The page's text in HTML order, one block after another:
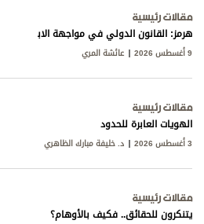
مقالات رئيسية
هرمز: القانون الدولي في مواجهة الابتزاز الإيراني
9 أغسطس 2026 عائشة المري
مقالات رئيسية
الهويات العابرة للحدود
3 أغسطس 2026 د. خليفة مبارك الظاهري
مقالات رئيسية
يتنكرون للحقائق.. فكيف بالأوهام؟